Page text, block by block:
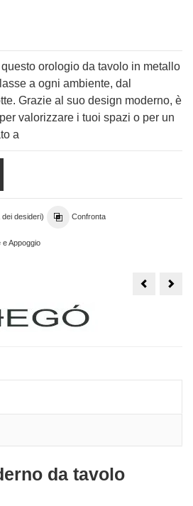
orologio da tavolo in metallo
a ogni ambiente, dal
Grazie al suo design moderno, è
valorizzare i tuoi spazi o per un
a
dei desideri) Confronta
Appoggio
Orologio
da tavolo